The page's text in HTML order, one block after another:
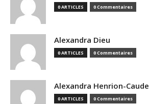
0 ARTICLES 0 Commentaires
Alexandra Dieu
0 ARTICLES 0 Commentaires
Alexandra Henrion-Caude
0 ARTICLES 0 Commentaires